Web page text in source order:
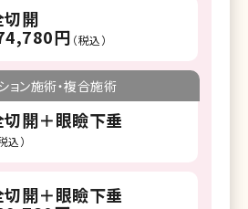
切開
円 （税込）
ョン施術・複合施術
開＋眼瞼下垂
込）
開＋眼瞼下垂